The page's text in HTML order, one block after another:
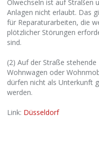
Ölwechseln ist auf Straßen
Anlagen nicht erlaubt. Das
für Reparaturarbeiten, die
plötzlicher Störungen
sind.
(2) Auf der Straße stehende
Wohnwagen oder
dürfen nicht als Unterkunft
werden.
Link: Düsseldorf